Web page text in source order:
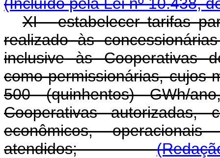
XI - estabelecer tarifas
realizado às
inclusive às Cooperativas
como permissionárias, cujos
500 (quinhentos) GWh/
Cooperativas autorizadas,
econômicos,
atendidos;